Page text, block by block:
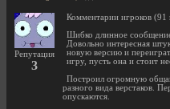
Репутация
3
Комментарии игроков (91
Шибко длинное
Довольно интересная
новую версию и
игру, пусть она и стоит
Построил огромную
разного вида верстаков.
опускаются.